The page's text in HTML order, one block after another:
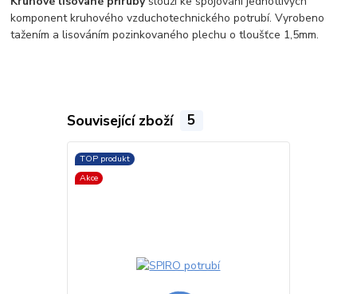
komponent kruhového vzduchotechnického potrubí. Vyrobeno
tažením a lisováním pozinkovaného plechu o tloušťce 1,5mm.
Související zboží 5
TOP produkt
Akce